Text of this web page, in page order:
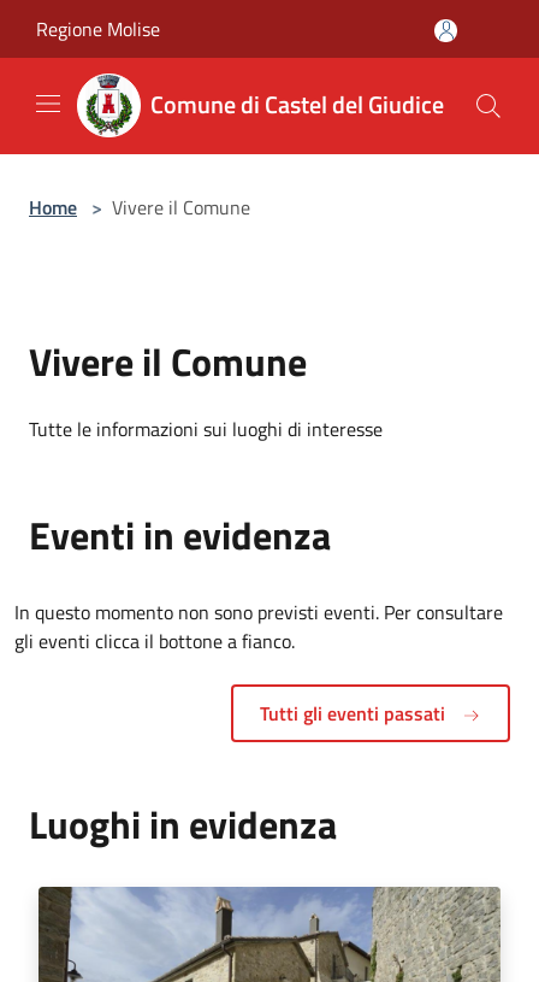
Regione Molise
Comune di Castel del Giudice
Home > Vivere il Comune
Vivere il Comune
Tutte le informazioni sui luoghi di interesse
Eventi in evidenza
In questo momento non sono previsti eventi. Per consultare
gli eventi clicca il bottone a fianco.
Tutti gli eventi passati
Luoghi in evidenza